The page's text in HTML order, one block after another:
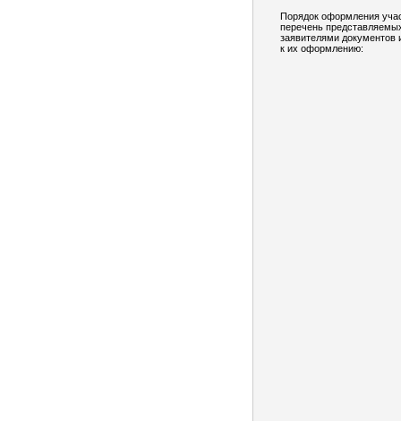
Порядок оформления
перечень
заявителями документов
к их оформлению: